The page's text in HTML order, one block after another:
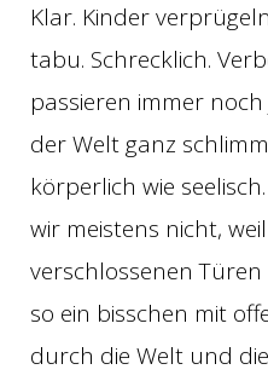
Klar. Kinder
tabu. Schrecklich.
passieren immer
der Welt ganz
körperlich wie
wir meistens nicht,
verschlossenen
so ein bisschen mit
durch die Welt und